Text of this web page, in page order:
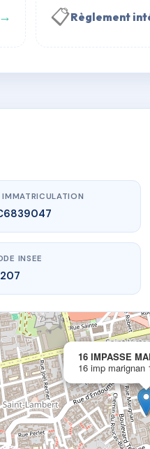
→ 📋Règlement
🇫🇷
AC6839047
MARIGNAN
13007 Marseille
IMMATRICULATION
INSEE
16 IMPASSE
16 imp marignan